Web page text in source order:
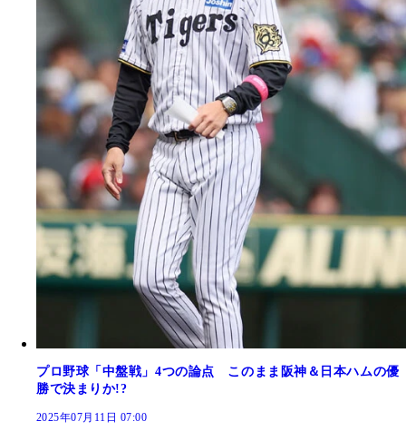
プロ野球「中盤戦」4つの論点 このまま阪神＆日本ハムの優
勝で決まりか!?
2025年07月11日 07:00